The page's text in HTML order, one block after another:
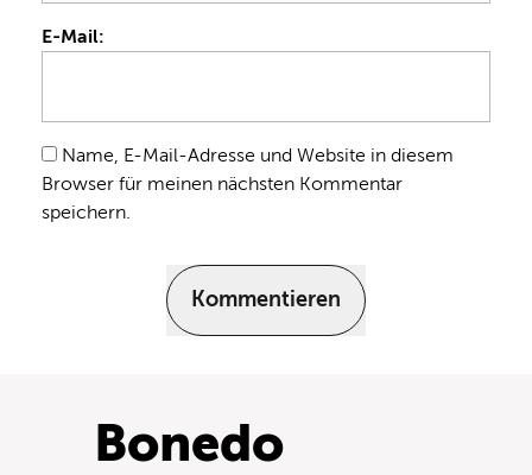
E-Mail:
Name, E-Mail-Adresse und Website in diesem
Browser für meinen nächsten Kommentar
speichern.
Kommentieren
Bonedo